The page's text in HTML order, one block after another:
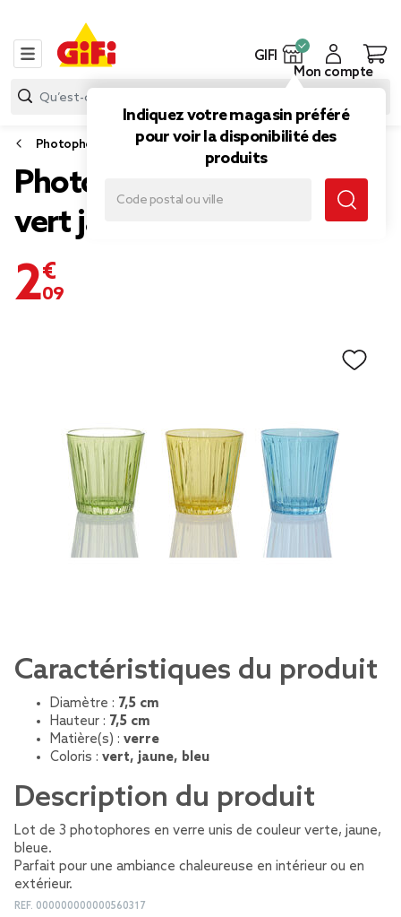
GIFI
Indiquez votre magasin préféré
pour voir la disponibilité des
produits
Mon compte
Photophore et bougeoir
Photophore en verre uni
vert jaune bleu x3
2,09 €
Caractéristiques du produit
Diamètre : 7,5 cm
Hauteur : 7,5 cm
Matière(s) : verre
Coloris : vert, jaune, bleu
Description du produit
Lot de 3 photophores en verre unis de couleur verte, jaune,
bleue.
Parfait pour une ambiance chaleureuse en intérieur ou en
extérieur.
REF. 000000000000560317